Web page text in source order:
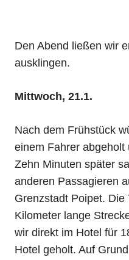
Den Abend ließen wir
ausklingen.
Mittwoch, 21.1.
Nach dem Frühstück
einem Fahrer
Zehn Minuten später
anderen Passagieren
Grenzstadt Poipet.
Kilometer lange
wir direkt im Hotel für
Hotel geholt. Auf